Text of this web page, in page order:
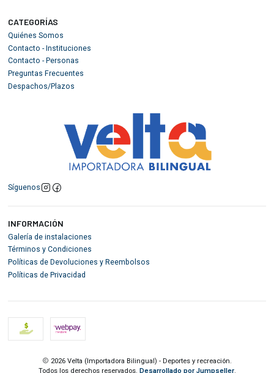
CATEGORÍAS
Quiénes Somos
Contacto - Instituciones
Contacto - Personas
Preguntas Frecuentes
Despachos/Plazos
Síguenos
INFORMACIÓN
Galería de instalaciones
Términos y Condiciones
Políticas de Devoluciones y Reembolsos
Políticas de Privacidad
2026 Velta (Importadora Bilingual) - Deportes y recreación.
Todos los derechos reservados. Desarrollado por Jumpseller.